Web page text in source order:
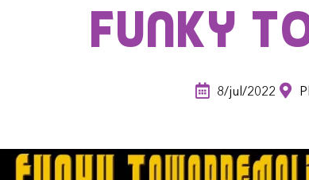
Funky
8/jul/2022